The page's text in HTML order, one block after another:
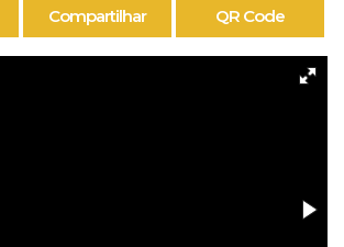
Compartilhar QR Code